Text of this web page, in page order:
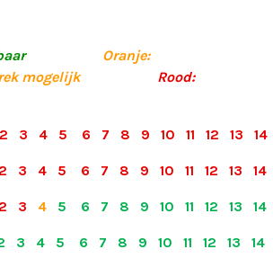
Oranje:
mogelijk
Rood:
3 4 5 6 7 8 9 10 11 12 13 14
3 4 5 6 7 8 9 10 11 12 13 14
3 4 5 6 7 8 9 10 11 12 13
3 4 5 6 7 8 9 10 11 12 13